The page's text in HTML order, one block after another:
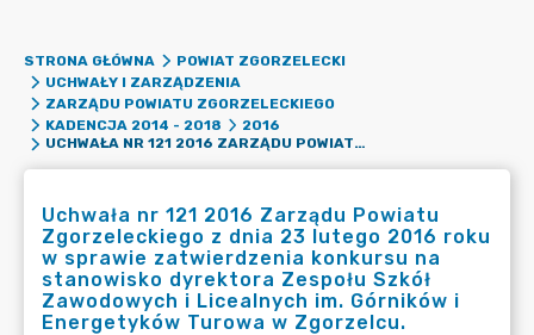
STRONA GŁÓWNA
POWIAT ZGORZELECKI
UCHWAŁY I ZARZĄDZENIA
ZARZĄDU POWIATU ZGORZELECKIEGO
KADENCJA 2014 - 2018
2016
UCHWAŁA NR 121 2016 ZARZĄDU POWIATU ZGORZELECKIEGO Z DNIA 23 LUTEGO 2016 ROKU W SPRAWIE ZATWIERDZENIA KONKURSU NA STANOWISKO DYREKTORA ZESPOŁU SZKÓŁ ZAWODOWYCH I LICEALNYCH IM. GÓRNIKÓW I ENERGETYKÓW TUROWA W ZGORZELCU.
Uchwała nr 121 2016 Zarządu Powiatu
Zgorzeleckiego z dnia 23 lutego 2016 roku
w sprawie zatwierdzenia konkursu na
stanowisko dyrektora Zespołu Szkół
Zawodowych i Licealnych im. Górników i
Energetyków Turowa w Zgorzelcu.